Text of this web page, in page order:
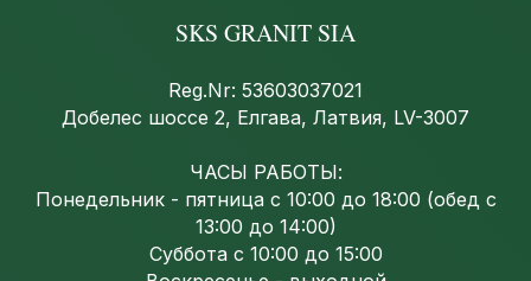
SKS GRANIT SIA
Reg.Nr: 53603037021
Добелес шоссе 2, Елгава, Латвия, LV-3007
ЧАСЫ РАБОТЫ:
Понедельник - пятница с 10:00 до 18:00 (обед с
13:00 до 14:00)
Суббота с 10:00 до 15:00